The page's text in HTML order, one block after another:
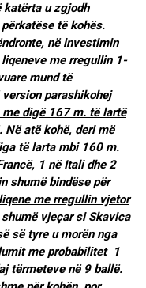
katërta u zgjodh
të kohës.
në investimin
me rregullin 1-
mund të
parashikohej
me digë 167 m. të lartë
. Në atë kohë, deri më
të larta mbi 160 m.
1 në Itali dhe 2
shumë bindëse për
liqene me rregullin vjetor
vjeçar si Skavica
së tyre u morën nga
me probabilitet 1
tërmeteve në 9 ballë.